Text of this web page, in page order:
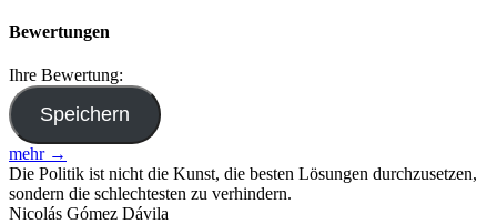
Bewertungen
Ihre Bewertung:
mehr →
Die Politik ist nicht die Kunst, die besten Lösungen durchzusetzen,
sondern die schlechtesten zu verhindern.
Nicolás Gómez Dávila